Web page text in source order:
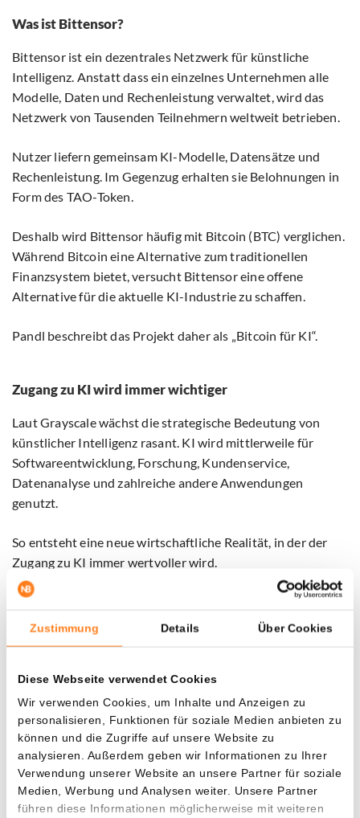
Zustimmung Details Über Cookies
Diese Webseite verwendet Cookies
Wir verwenden Cookies, um Inhalte und Anzeigen zu
personalisieren, Funktionen für soziale Medien anbieten zu
können und die Zugriffe auf unsere Website zu
analysieren. Außerdem geben wir Informationen zu Ihrer
Verwendung unserer Website an unsere Partner für soziale
Medien, Werbung und Analysen weiter. Unsere Partner
führen diese Informationen möglicherweise mit weiteren
Was ist Bittensor?
Bittensor ist ein dezentrales Netzwerk für künstliche
Intelligenz. Anstatt dass ein einzelnes Unternehmen alle
Modelle, Daten und Rechenleistung verwaltet, wird das
Netzwerk von Tausenden Teilnehmern weltweit betrieben.
Nutzer liefern gemeinsam KI-Modelle, Datensätze und
Rechenleistung. Im Gegenzug erhalten sie Belohnungen in
Form des TAO-Token.
Deshalb wird Bittensor häufig mit Bitcoin (BTC) verglichen.
Während Bitcoin eine Alternative zum traditionellen
Finanzsystem bietet, versucht Bittensor eine offene
Alternative für die aktuelle KI-Industrie zu schaffen.
Pandl beschreibt das Projekt daher als „Bitcoin für KI“.
Zugang zu KI wird immer wichtiger
Laut Grayscale wächst die strategische Bedeutung von
künstlicher Intelligenz rasant. KI wird mittlerweile für
Softwareentwicklung, Forschung, Kundenservice,
Datenanalyse und zahlreiche andere Anwendungen
genutzt.
So entsteht eine neue wirtschaftliche Realität, in der der
Zugang zu KI immer wertvoller wird.
„Je leistungsfähiger KI-Systeme werden, desto stärker
werden Regierungen und KI-Labore eine Rolle dabei
spielen, wer Zugang zu diesen Werkzeugen hat.“
Auch innerhalb der KI-Branche herrscht Besorgnis. Colton
Malkerson, Mitbegründer von EdgeRunner AI, meint, dass
viele Unternehmen mittlerweile von KI-Diensten großer
Technologieunternehmen abhängig geworden sind.
Wenn dieser Zugang plötzlich eingeschränkt wird, können
Geschäftsprozesse unmittelbar getroffen werden. Laut